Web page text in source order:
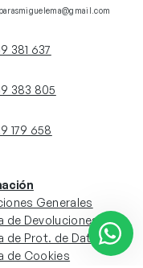
381 637
383 805
179 658
Generales
de Devoluciones
de Prot. de Datos
de Cookies